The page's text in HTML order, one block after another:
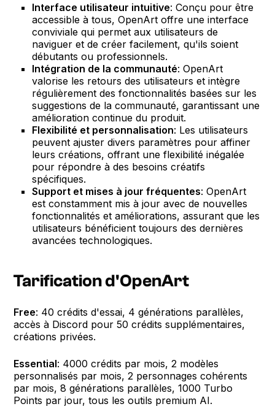
Interface utilisateur intuitive: Conçu pour être
accessible à tous, OpenArt offre une interface
conviviale qui permet aux utilisateurs de
naviguer et de créer facilement, qu'ils soient
débutants ou professionnels.
Intégration de la communauté: OpenArt
valorise les retours des utilisateurs et intègre
régulièrement des fonctionnalités basées sur les
suggestions de la communauté, garantissant une
amélioration continue du produit.
Flexibilité et personnalisation: Les utilisateurs
peuvent ajuster divers paramètres pour affiner
leurs créations, offrant une flexibilité inégalée
pour répondre à des besoins créatifs
spécifiques.
Support et mises à jour fréquentes: OpenArt
est constamment mis à jour avec de nouvelles
fonctionnalités et améliorations, assurant que les
utilisateurs bénéficient toujours des dernières
avancées technologiques.
Tarification d'OpenArt
Free: 40 crédits d'essai, 4 générations parallèles,
accès à Discord pour 50 crédits supplémentaires,
créations privées.
Essential: 4000 crédits par mois, 2 modèles
personnalisés par mois, 2 personnages cohérents
par mois, 8 générations parallèles, 1000 Turbo
Points par jour, tous les outils premium AI.